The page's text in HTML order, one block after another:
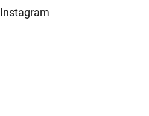
Instagram